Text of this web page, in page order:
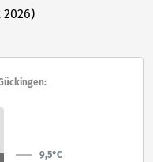
2026)
9,5°C